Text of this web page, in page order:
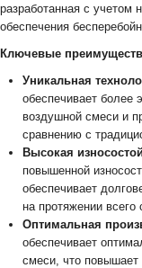
разработанная с учетом
обеспечения
Ключевые
Уникальная
обеспечивает более
воздушной смеси и
сравнению с
Высокая
повышенной
обеспечивает
на протяжении всего
Оптимальная
обеспечивает
смеси, что повышает